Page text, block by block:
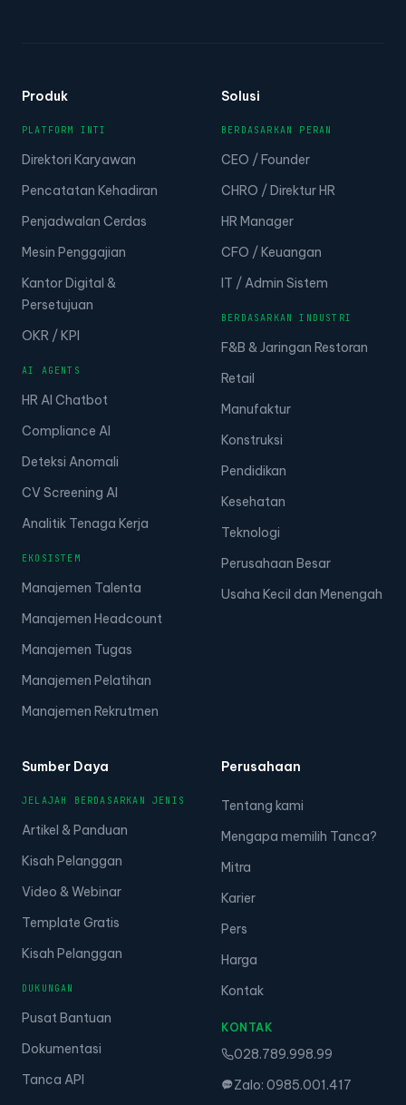
Produk
PLATFORM INTI
Direktori Karyawan
Pencatatan Kehadiran
Penjadwalan Cerdas
Mesin Penggajian
Kantor Digital &
Persetujuan
OKR / KPI
AI AGENTS
HR AI Chatbot
Compliance AI
Deteksi Anomali
CV Screening AI
Analitik Tenaga Kerja
EKOSISTEM
Manajemen Talenta
Manajemen Headcount
Manajemen Tugas
Manajemen Pelatihan
Manajemen Rekrutmen
Solusi
BERDASARKAN PERAN
CEO / Founder
CHRO / Direktur HR
HR Manager
CFO / Keuangan
IT / Admin Sistem
BERDASARKAN INDUSTRI
F&B & Jaringan Restoran
Retail
Manufaktur
Konstruksi
Pendidikan
Kesehatan
Teknologi
Perusahaan Besar
Usaha Kecil dan Menengah
Sumber Daya
JELAJAH BERDASARKAN JENIS
Artikel & Panduan
Kisah Pelanggan
Video & Webinar
Template Gratis
Kisah Pelanggan
DUKUNGAN
Pusat Bantuan
Dokumentasi
Tanca API
Perusahaan
Tentang kami
Mengapa memilih Tanca?
Mitra
Karier
Pers
Harga
Kontak
KONTAK
028.789.998.99
Zalo: 0985.001.417